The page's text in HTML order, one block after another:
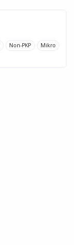
Non-PKP Mikro